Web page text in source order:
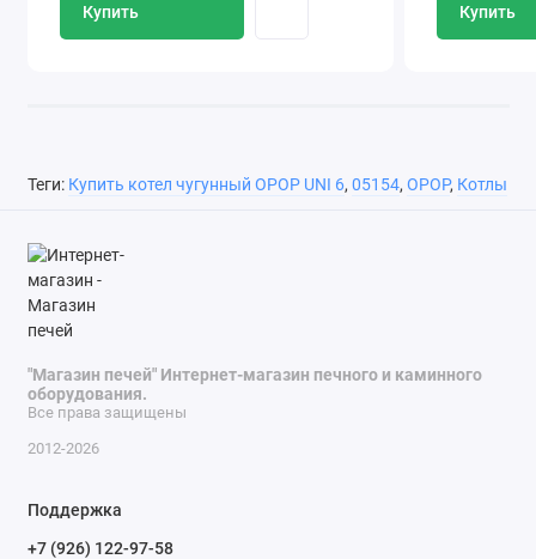
Купить Купить
Теги: Купить котел чугунный OPOP UNI 6, 05154, OPOP, Котлы
"Магазин печей" Интернет-магазин печного и каминного
оборудования.
Все права защищены
2012-2026
Поддержка
+7 (926) 122-97-58